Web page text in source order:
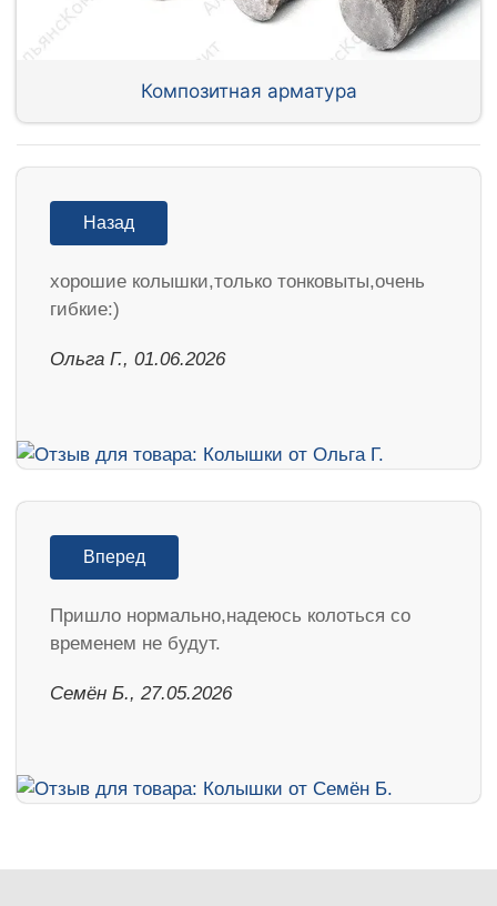
Композитная арматура
Назад
хорошие колышки,только тонковыты,очень
гибкие:)
Ольга Г., 01.06.2026
Вперед
Пришло нормально,надеюсь колоться со
временем не будут.
Семён Б., 27.05.2026